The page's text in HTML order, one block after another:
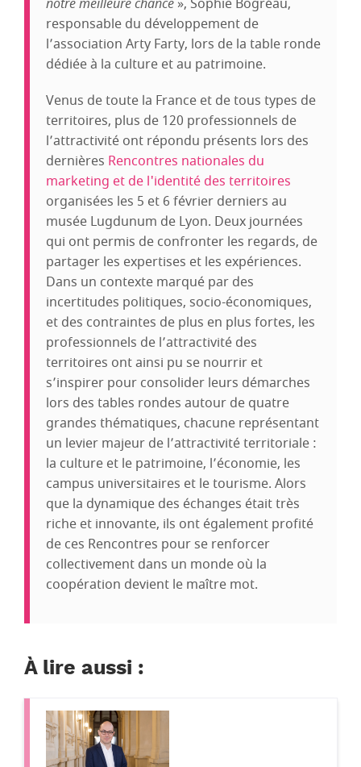
», Sophie Bogréau,
responsable du développement de
l’association Arty Farty, lors de la table ronde
dédiée à la culture et au patrimoine.
Venus de toute la France et de tous types de
territoires, plus de 120 professionnels de
l’attractivité ont répondu présents lors des
dernières Rencontres nationales du
marketing et de l'identité des territoires
organisées les 5 et 6 février derniers au
musée Lugdunum de Lyon. Deux journées
qui ont permis de confronter les regards, de
partager les expertises et les expériences.
Dans un contexte marqué par des
incertitudes politiques, socio-économiques,
et des contraintes de plus en plus fortes, les
professionnels de l’attractivité des
territoires ont ainsi pu se nourrir et
s’inspirer pour consolider leurs démarches
lors des tables rondes autour de quatre
grandes thématiques, chacune représentant
un levier majeur de l’attractivité territoriale :
la culture et le patrimoine, l’économie, les
campus universitaires et le tourisme. Alors
que la dynamique des échanges était très
riche et innovante, ils ont également profité
de ces Rencontres pour se renforcer
collectivement dans un monde où la
coopération devient le maître mot.
À lire aussi :